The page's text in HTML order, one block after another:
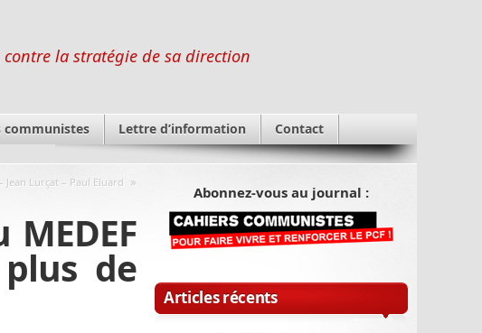
contre la stratégie de sa direction
communistes Lettre d’information Contact
Jean Lurçat – Paul Eluard »
de
Abonnez-vous au journal :
Articles récents